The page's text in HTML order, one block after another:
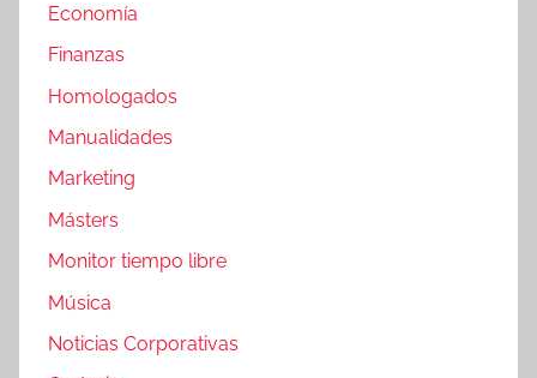
Economía
Finanzas
Homologados
Manualidades
Marketing
Másters
Monitor tiempo libre
Música
Noticias Corporativas